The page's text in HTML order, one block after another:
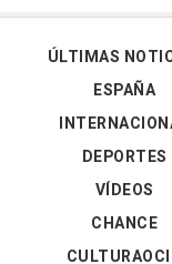
ÚLTIMAS
ESPAÑA
DEPORTES
VÍDEOS
CHANCE